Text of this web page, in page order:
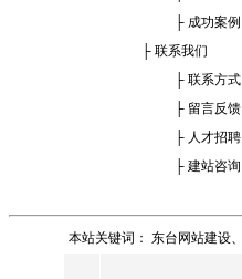
├ 成功案例
├ 联系我们
├ 联系方式
├ 留言反馈
├ 人才招聘
├ 建站咨询
本站关键词： 东台网站建设、